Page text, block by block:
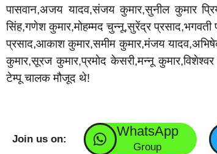
पासवान,अजय यादव,संजय कुमार,सुनील कुमार
सिंह,गणेश कुमार,मोहम्मद चुन्नू,सुरेंद्र प्रसाद,भगवती
प्रसाद,आकाश कुमार,समीम कुमार,मंजय
कुमार,सूरज कुमार,प्रमोद केसरी,मन्नू
टेम्पू चालक मौजूद थे!
Join us on:
WhatsApp
Group